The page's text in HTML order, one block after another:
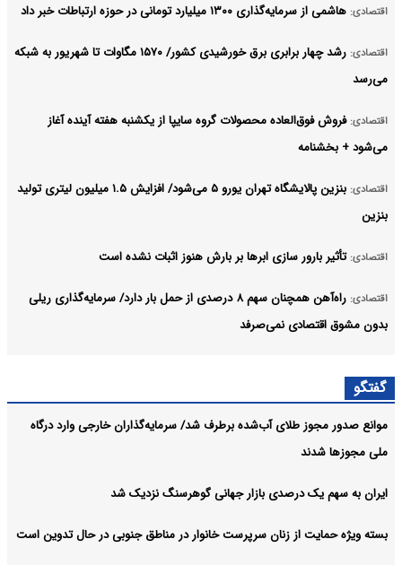
اقتصادی: هاشمی از سرمایه‌گذاری ۱۳۰۰ میلیارد تومانی در حوزه ارتباطات خبر داد
اقتصادی:
رشد چهار برابری برق خورشیدی کشور/ ۱۵۷۰ مگاوات تا شهریور به شبکه
می‌رسد
اقتصادی: فروش فوق‌العاده محصولات گروه سایپا از یکشنبه هفته آینده آغاز
می‌شود + بخشنامه
اقتصادی:
بنزین پالایشگاه تهران یورو ۵ می‌شود/ افزایش ۱.۵ میلیون لیتری تولید
بنزین
اقتصادی: تأثیر بارور سازی ابرها بر بارش هنوز اثبات نشده است
اقتصادی:
راه‌آهن همچنان سهم ۸ درصدی از حمل بار دارد/ سرمایه‌گذاری ریلی
بدون مشوق اقتصادی نمی‌صرفد
تأمین مالی مسکن ترسیم می‌کند
اقتصادی: دولت برای تقویت اعتبار کالابرگ در شرایط جدید اقتصادی برنامه دارد
گفتگو
موانع صدور مجوز طلای آب‌شده برطرف شد/ سرمایه‌گذاران خارجی وارد درگاه
ملی مجوزها شدند
ایران به سهم یک‌ درصدی بازار جهانی گوهرسنگ نزدیک شد
بسته ویژه حمایت از زنان سرپرست خانوار در مناطق جنوبی در حال تدوین است